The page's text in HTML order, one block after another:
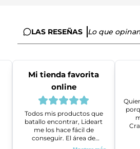
LAS RESEÑAS Lo que
Mi tienda favorita
online
Todos mis productos que
batallo encontrar, Lideart
me los hace fácil de
conseguir. El área de
ventas es super amable y